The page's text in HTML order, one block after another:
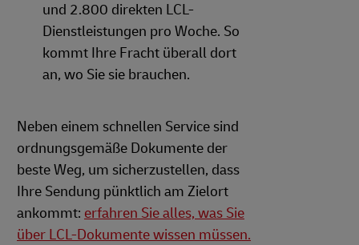
und 2.800 direkten LCL-
Dienstleistungen pro Woche. So
kommt Ihre Fracht überall dort
an, wo Sie sie brauchen.
Neben einem schnellen Service sind
ordnungsgemäße Dokumente der
beste Weg, um sicherzustellen, dass
Ihre Sendung pünktlich am Zielort
ankommt: erfahren Sie alles, was Sie
über LCL-Dokumente wissen müssen.